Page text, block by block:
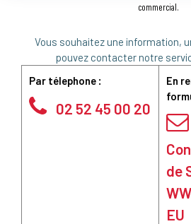
commercial.
Vous souhaitez une information,
pouvez contacter notre
Par télephone :
02 52 45 00 20
En
de
EU